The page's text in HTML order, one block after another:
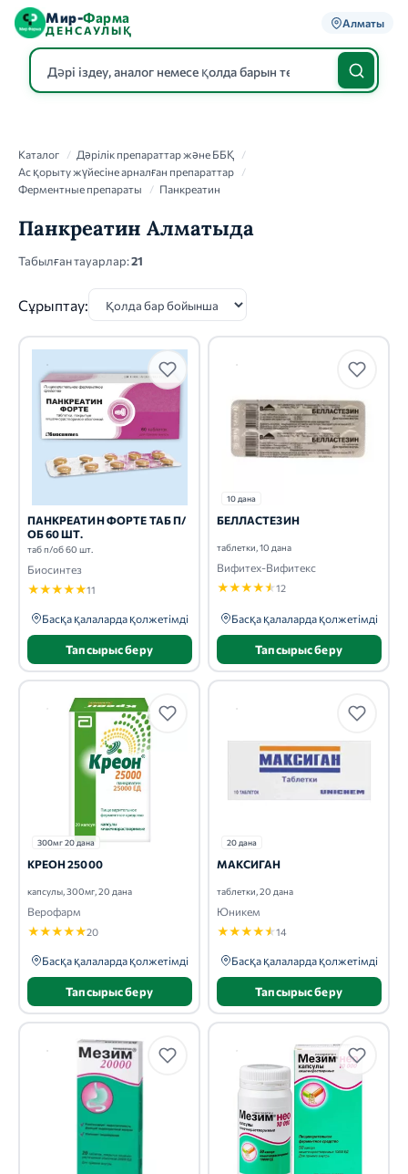
Мир-Фарма
ДЕНСАУЛЫҚ
Алматы
Каталог / Дәрілік препараттар және ББҚ
/
Ас қорыту жүйесіне арналған препараттар
/
Ферментные препараты
/ Панкреатин
Панкреатин Алматыда
Табылған тауарлар:21
Сұрыптау:
ПАНКРЕАТИН ФОРТЕ ТАБ П/
ОБ 60 ШТ.
таб п/об 60 шт.
Биосинтез
★★★★★11
Басқа қалаларда қолжетімді
Тапсырыс беру
10 дана
БЕЛЛАСТЕЗИН
таблетки, 10 дана
Вифитех-Вифитекс
★★★★★12
Басқа қалаларда қолжетімді
Тапсырыс беру
300мг 20 дана
КРЕОН 25000
капсулы, 300мг, 20 дана
Верофарм
★★★★★20
Басқа қалаларда қолжетімді
Тапсырыс беру
20 дана
МАКСИГАН
таблетки, 20 дана
Юникем
★★★★★14
Басқа қалаларда қолжетімді
Тапсырыс беру